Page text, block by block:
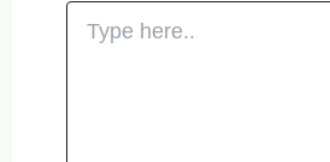
Type
here..